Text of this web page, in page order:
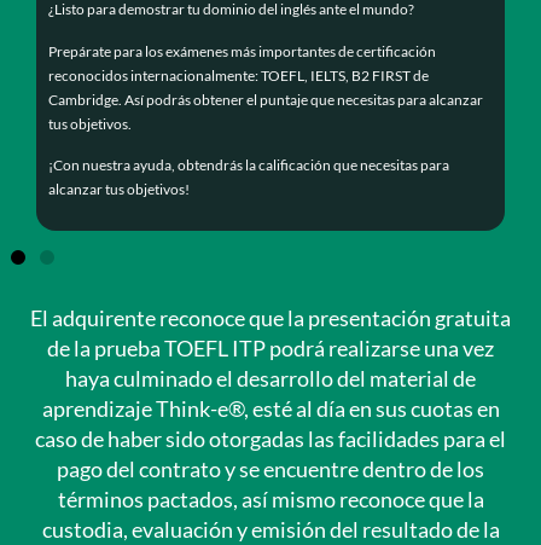
reflexiones, apuntes y
lo que te ayudará a reforzar
tu comprensión.
El «Journal» es tu compañero
donde puedes plasmar tus
ideas y dar vida a tus
objetivos lingüísticos.
¿Listo para demostrar tu dominio del inglés ante el mundo?
Prepárate para los exámenes más importantes de certificación
reconocidos internacionalmente: TOEFL, IELTS, B2 FIRST de
Cambridge. Así podrás obtener el puntaje que necesitas para alcanzar
tus objetivos.
¡Con nuestra ayuda, obtendrás la calificación que necesitas para
alcanzar tus objetivos!
El adquirente reconoce que la presentación gratuita
de la prueba TOEFL ITP podrá realizarse una vez
haya culminado el desarrollo del material de
aprendizaje Think-e®, esté al día en sus cuotas en
caso de haber sido otorgadas las facilidades para el
pago del contrato y se encuentre dentro de los
términos pactados, así mismo reconoce que la
custodia, evaluación y emisión del resultado de la